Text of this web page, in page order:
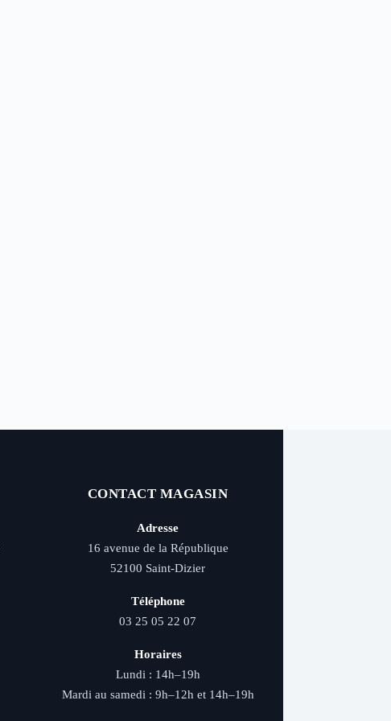
CONTACT MAGASIN
Adresse
16 avenue de la République
52100 Saint-Dizier
Téléphone
03 25 05 22 07
Horaires
Lundi : 14h–19h
Mardi au samedi : 9h–12h et 14h–19h